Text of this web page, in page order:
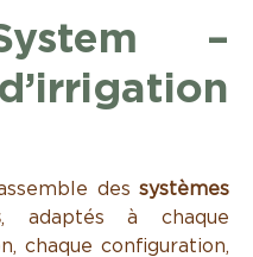
–
des systèmes
, adaptés à chaque
chaque configuration,